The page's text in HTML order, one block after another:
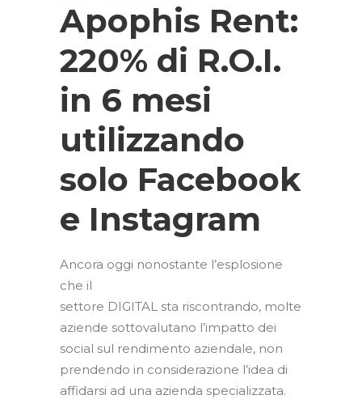
Apophis Rent:
220% di R.O.I.
in 6 mesi
utilizzando
solo Facebook
e Instagram
Ancora oggi nonostante l’esplosione
che il
settore DIGITAL sta riscontrando, molte
aziende sottovalutano l’impatto dei
social sul rendimento aziendale, non
prendendo in considerazione l’idea di
affidarsi ad una azienda specializzata.